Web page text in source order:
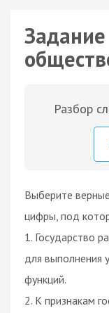
Разбор
Выберите
цифры, под
1. Государство
для выполнения
функций.
2. К признакам